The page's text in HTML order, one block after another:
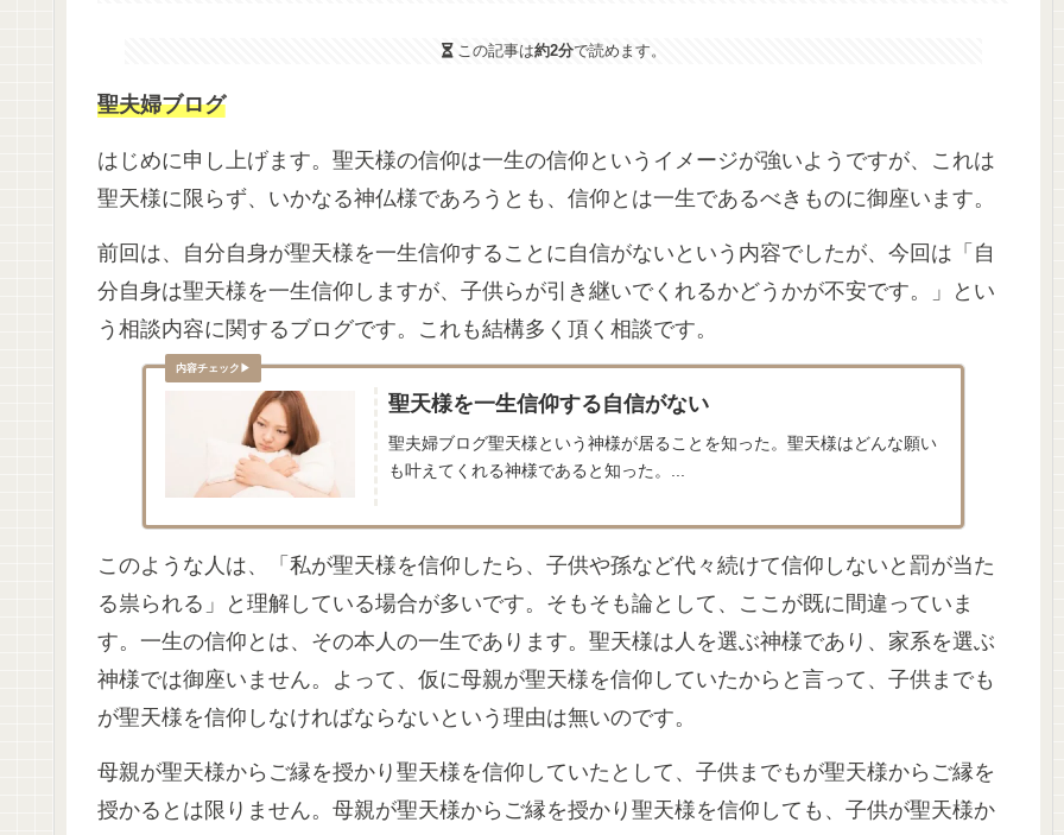
この記事は約2分で読めます。
聖夫婦ブログ
はじめに申し上げます。聖天様の信仰は一生の信仰というイメージが強いようですが、これは
聖天様に限らず、いかなる神仏様であろうとも、信仰とは一生であるべきものに御座います。
前回は、自分自身が聖天様を一生信仰することに自信がないという内容でしたが、今回は「自
分自身は聖天様を一生信仰しますが、子供らが引き継いでくれるかどうかが不安です。」とい
う相談内容に関するブログです。これも結構多く頂く相談です。
聖天様を一生信仰する自信がない
聖夫婦ブログ聖天様という神様が居ることを知った。聖天様はどんな願い
も叶えてくれる神様であると知った。...
このような人は、「私が聖天様を信仰したら、子供や孫など代々続けて信仰しないと罰が当た
る祟られる」と理解している場合が多いです。そもそも論として、ここが既に間違っていま
す。一生の信仰とは、その本人の一生であります。聖天様は人を選ぶ神様であり、家系を選ぶ
神様では御座いません。よって、仮に母親が聖天様を信仰していたからと言って、子供までも
が聖天様を信仰しなければならないという理由は無いのです。
母親が聖天様からご縁を授かり聖天様を信仰していたとして、子供までもが聖天様からご縁を
授かるとは限りません。母親が聖天様からご縁を授かり聖天様を信仰しても、子供が聖天様か